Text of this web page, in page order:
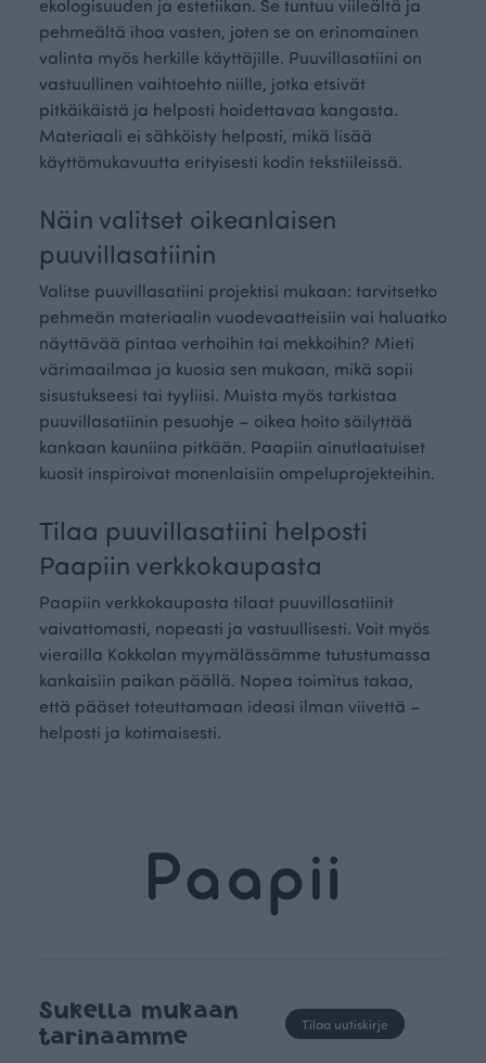
ekologisuuden ja estetiikan. Se tuntuu viileältä ja
pehmeältä ihoa vasten, joten se on erinomainen
valinta myös herkille käyttäjille. Puuvillasatiini on
vastuullinen vaihtoehto niille, jotka etsivät
pitkäikäistä ja helposti hoidettavaa kangasta.
Materiaali ei sähköisty helposti, mikä lisää
käyttömukavuutta erityisesti kodin tekstiileissä.
Näin valitset oikeanlaisen
puuvillasatiinin
Valitse puuvillasatiini projektisi mukaan: tarvitsetko
pehmeän materiaalin vuodevaatteisiin vai haluatko
näyttävää pintaa verhoihin tai mekkoihin? Mieti
värimaailmaa ja kuosia sen mukaan, mikä sopii
sisustukseesi tai tyyliisi. Muista myös tarkistaa
puuvillasatiinin pesuohje – oikea hoito säilyttää
kankaan kauniina pitkään. Paapiin ainutlaatuiset
kuosit inspiroivat monenlaisiin ompeluprojekteihin.
Tilaa puuvillasatiini helposti
Paapiin verkkokaupasta
Paapiin verkkokaupasta tilaat puuvillasatiinit
vaivattomasti, nopeasti ja vastuullisesti. Voit myös
vierailla Kokkolan myymälässämme tutustumassa
kankaisiin paikan päällä. Nopea toimitus takaa,
että pääset toteuttamaan ideasi ilman viivettä –
helposti ja kotimaisesti.
Sukella mukaan
tarinaamme
Tilaa uutiskirje